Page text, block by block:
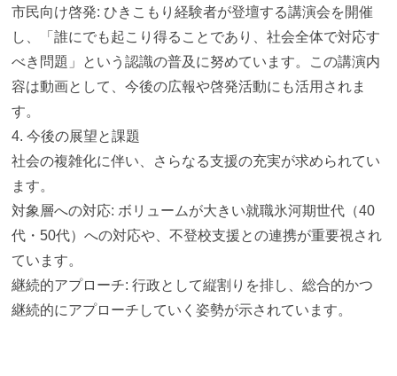
市民向け啓発: ひきこもり経験者が登壇する講演会を開催
し、「誰にでも起こり得ることであり、社会全体で対応す
べき問題」 という認識の普及に努めています。この講演内
容は動画として、今後の広報や啓発活動にも活用されま
す。
4. 今後の展望と課題
社会の複雑化に伴い、さらなる支援の充実が求められてい
ます。
対象層への対応: ボリュームが大きい就職氷河期世代（40
代・50代）への対応や、不登校支援との連携が重要視され
ています。
継続的アプローチ: 行政として縦割りを排し、総合的かつ
継続的にアプローチしていく姿勢が示されています。